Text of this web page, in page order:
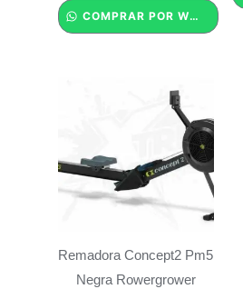
COMPRAR POR WHATSAPP
Remadora Concept2 Pm5
Negra Rowergrower